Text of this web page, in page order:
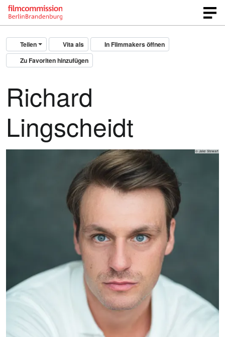
Teilen Vita als
In Filmmakers öffnen
Zu Favoriten hinzufügen
Richard
Lingscheidt
© Jake Stewart